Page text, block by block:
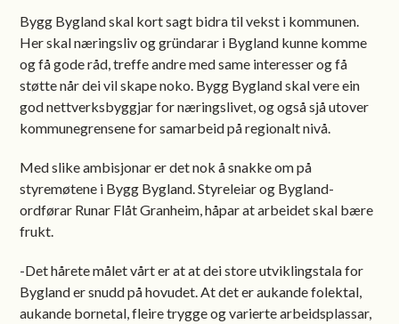
Bygg Bygland skal kort sagt bidra til vekst i kommunen.
Her skal næringsliv og gründarar i Bygland kunne komme
og få gode råd, treffe andre med same interesser og få
støtte når dei vil skape noko. Bygg Bygland skal vere ein
god nettverksbyggjar for næringslivet, og også sjå utover
kommunegrensene for samarbeid på regionalt nivå.
Med slike ambisjonar er det nok å snakke om på
styremøtene i Bygg Bygland. Styreleiar og Bygland-
ordførar Runar Flåt Granheim, håpar at arbeidet skal bære
frukt.
-Det hårete målet vårt er at at dei store utviklingstala for
Bygland er snudd på hovudet. At det er aukande folektal,
aukande bornetal, fleire trygge og varierte arbeidsplassar,